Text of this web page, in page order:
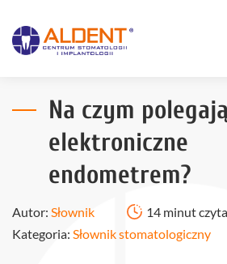
Na czym
elektroniczne
endometrem?
Autor: Słownik
14 minut
Kategoria: Słownik stomatologiczny